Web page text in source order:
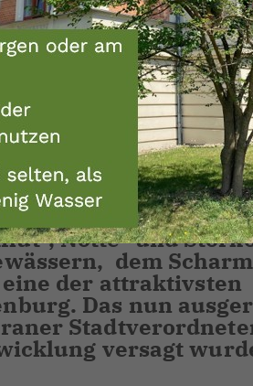
Kreisverkehr
einzigartigen
eine durchgängig
und zwei
bis nach
dem Spreewald und
Flüssen
, Notte- und
dem
eine der attraktivsten
Das nun
versagt